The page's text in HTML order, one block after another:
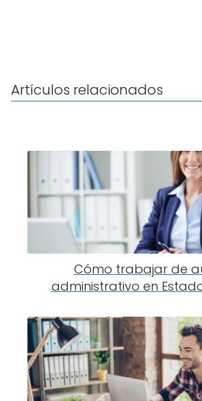
Artículos relacionados
Cómo trabajar de
administrativo en